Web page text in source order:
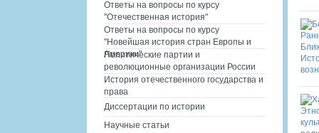
Ответы на вопросы по курсу
"Отечественная история"
Ответы на вопросы по курсу
"Новейшая история стран Европы и
Америки"
Политические партии и
революционные организации России
История отечественного государства и
права
Диссертации по истории
Научные статьи